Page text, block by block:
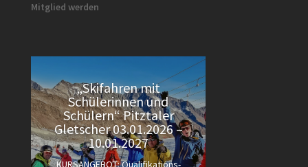
Mitglied werden
„Skifahren mit
Schülerinnen und
Schülern“ Pitztaler
Gletscher 03.01.2026 –
10.01.2027
KURSANGEBOT: Qualifikations-